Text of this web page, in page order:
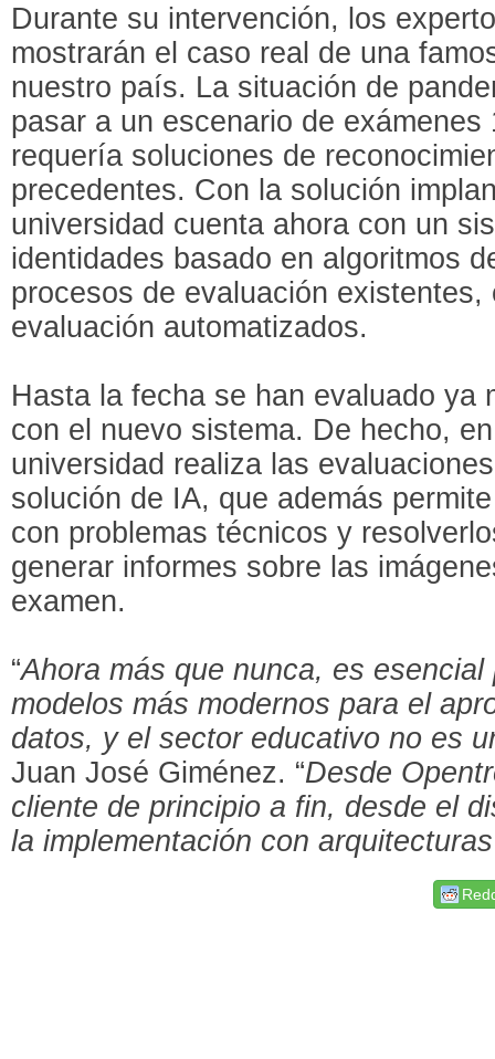
Durante su intervención, los
mostrarán el caso real de una
nuestro país. La situación de
pasar a un escenario de exámenes
requería soluciones de
precedentes. Con la solución
universidad cuenta ahora con un
identidades basado en algoritmos
procesos de evaluación existentes,
evaluación automatizados.
Hasta la fecha se han evaluado ya
con el nuevo sistema. De hecho,
universidad realiza las
solución de IA, que además
con problemas técnicos y
generar informes sobre las
examen.
“Ahora más que nunca, es
modelos más modernos para el
datos, y el sector educativo no es
Juan José Giménez. “Desde
cliente de principio a fin, desde el
la implementación con